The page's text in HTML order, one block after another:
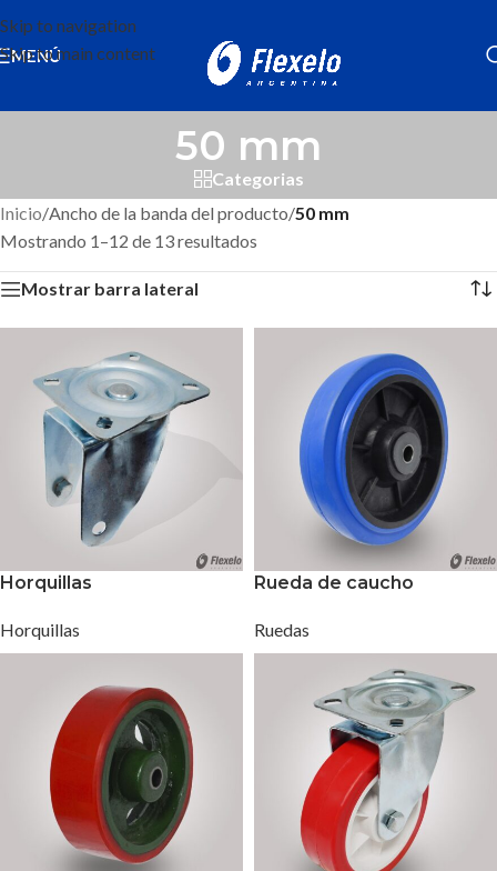
Skip to navigation
Skip to main content
MENÚ
50 mm
Categorias
Inicio/Ancho de la banda del producto/50 mm
Mostrando 1–12 de 13 resultados
Mostrar barra lateral
Horquillas
Horquillas
Rueda de caucho
Ruedas